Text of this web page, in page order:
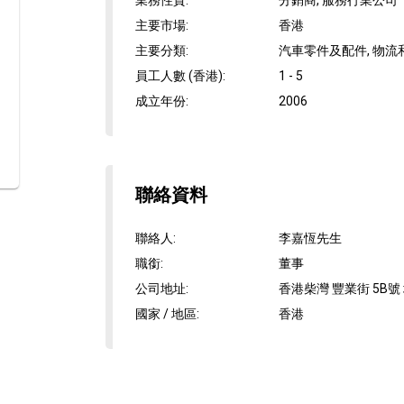
主要市場:
香港
主要分類:
汽車零件及配件, 物流
員工人數 (香港):
1 - 5
成立年份: 2006
聯絡資料
聯絡人:
李嘉恆先生
職銜:
董事
公司地址:
香港柴灣 豐業街 5B號
國家 / 地區: 香港